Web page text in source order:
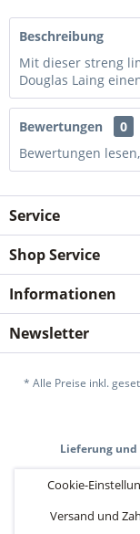
Beschreibung
Mit dieser streng
Douglas Laing
Bewertungen
0
Bewertungen
Service
Shop Service
Informationen
Newsletter
* Alle Preise inkl.
Lieferung und
Cookie-
Versand und